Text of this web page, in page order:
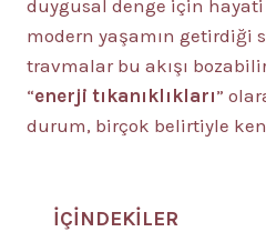
duygusal denge için
modern yaşamın getirdiği
travmalar bu akışı
“enerji tıkanıklıkları”
durum, birçok belirtiyle
İÇİNDEKİLER